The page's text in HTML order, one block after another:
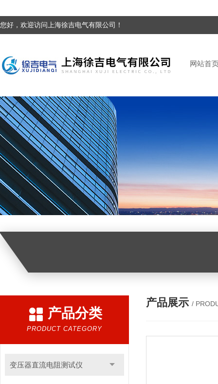
您好，欢迎访问上海徐吉电气有限公司！
网站首
产品展示 /
产品分类
PRODUCT CATEGORY
变压器直流电阻测试仪